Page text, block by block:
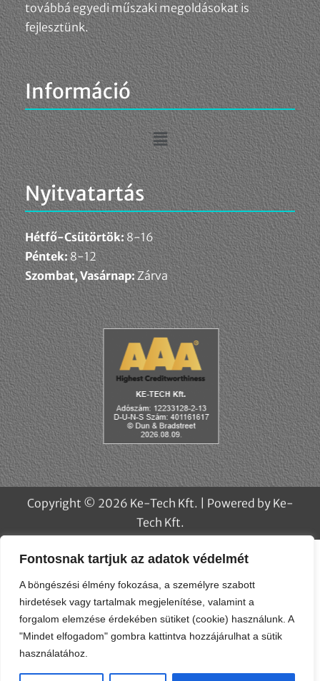
Fontosnak tartjuk az adatok védelmét
A böngészési élmény fokozása, a személyre szabott
hirdetések vagy tartalmak megjelenítése, valamint a
forgalom elemzése érdekében sütiket (cookie) használunk. A
"Mindet elfogadom" gombra kattintva hozzájárulhat a sütik
használatához.
Testreszabás Elutasít Az összes elfogadása
továbbá egyedi műszaki megoldásokat is
fejlesztünk.
Információ
Nyitvatartás
Hétfő-Csütörtök:8-16
Péntek:8-12
Szombat, Vasárnap:Zárva
Copyright © 2026 Ke-Tech Kft. | Powered by Ke-
Tech Kft.